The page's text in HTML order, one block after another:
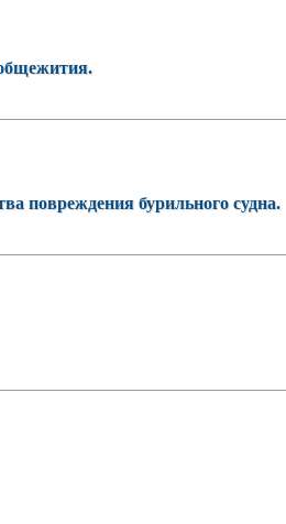
повреждения бурильного судна.